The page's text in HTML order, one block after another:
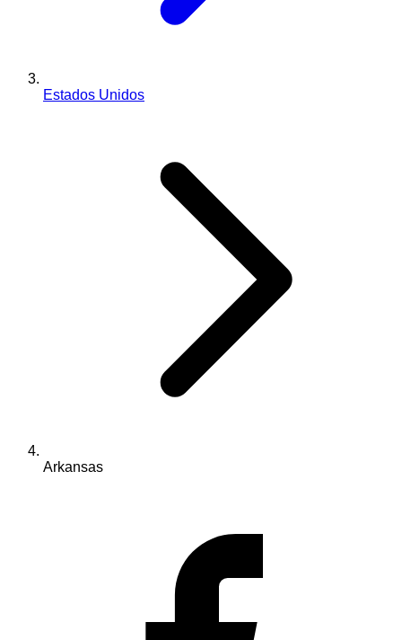
Estados Unidos
Arkansas